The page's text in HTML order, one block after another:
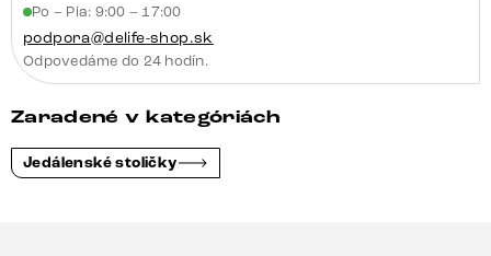
Po – Pia: 9:00 – 17:00
podpora@delife-shop.sk
Odpovedáme do 24 hodín.
Zaradené v kategóriách
Jedálenské stoličky